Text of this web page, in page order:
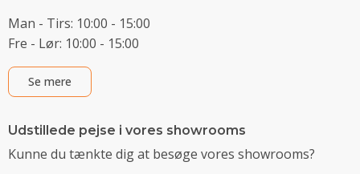
Man - Tirs: 10:00 - 15:00
Fre - Lør: 10:00 - 15:00
Se mere
Udstillede pejse i vores showrooms
Kunne du tænkte dig at besøge vores showrooms?